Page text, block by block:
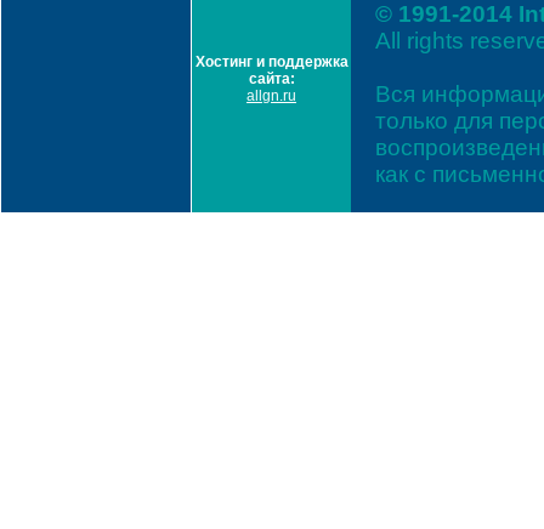
Хостинг и поддержка
сайта:
allgn.ru
© 1991-2014
All rights
Вся
только для
как с